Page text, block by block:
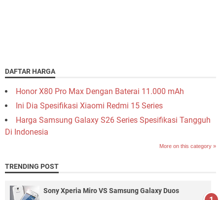
DAFTAR HARGA
Honor X80 Pro Max Dengan Baterai 11.000 mAh
Ini Dia Spesifikasi Xiaomi Redmi 15 Series
Harga Samsung Galaxy S26 Series Spesifikasi Tangguh
Di Indonesia
More on this category »
TRENDING POST
Sony Xperia Miro VS Samsung Galaxy Duos